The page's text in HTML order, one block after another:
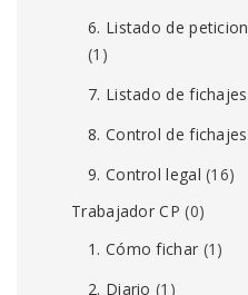
6. Listado de
(1)
7. Listado de fichajes
8. Control de fichajes
9. Control legal (16)
Trabajador CP (0)
1. Cómo fichar (1)
2. Diario (1)